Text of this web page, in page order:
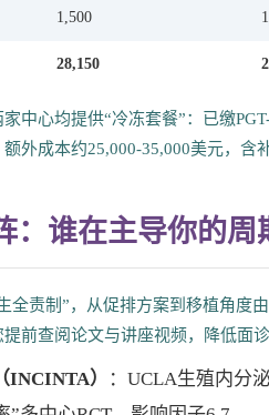
1,500
28,150
中心均提供“冷冻套餐”：已缴
外成本约25,000-35,000美元，含
：谁在主导你的周
全责制”，从促排方案到移植角度
前查阅论文与讲座视频，降低面诊
INCINTA）
：UCLA生殖内分